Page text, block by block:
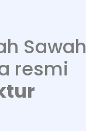
Sawah
resmi